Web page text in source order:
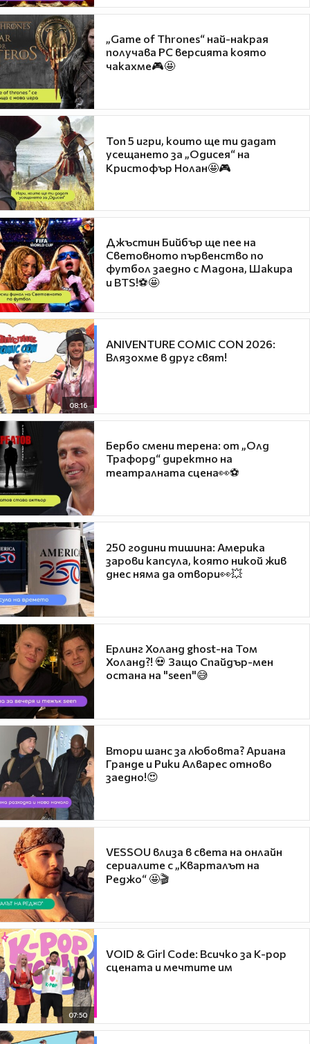
„Game of Thrones“ най-накрая
получава PC версията която
чакахме🎮🤩
Топ 5 игри, които ще ти дадат
усещането за „Одисея“ на
Кристофър Нолан🤩🎮
Джъстин Бийбър ще пее на
Световното първенство по
футбол заедно с Мадона, Шакира
и BTS!⚽🤩
08:16
ANIVENTURE COMIC CON 2026:
Влязохме в друг свят!
Бербо смени терена: от „Олд
Трафорд“ директно на
театралната сцена👀⚽
250 години тишина: Америка
зарови капсула, която никой жив
днес няма да отвори👀💥
Ерлинг Холанд ghost-на Том
Холанд?! 💀 Защо Спайдър-мен
остана на "seen"😅
Втори шанс за любовта? Ариана
Гранде и Рики Алварес отново
заедно!😍
VESSOU влиза в света на онлайн
сериалите с „Кварталът на
Реджо“ 🤩🎬
07:50
VOID & Girl Code: Всичко за K-pop
сцената и мечтите им